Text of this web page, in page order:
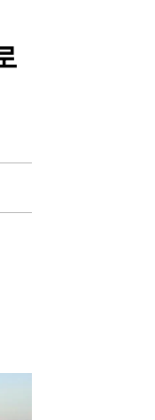
and bringing it to
We can't wait to see it for
#artnews
Exhibition view of
2025, Kyoto ®